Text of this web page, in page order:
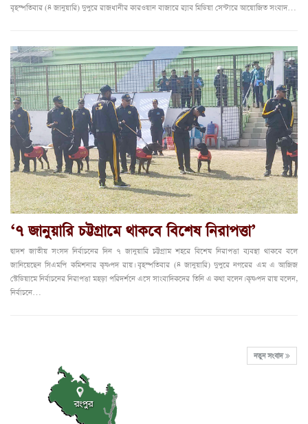
বৃহস্পতিবার (৪ জানুয়ারি) দুপুরে রাজধানীর কারওয়ান বাজারে র‍্যাব মিডিয়া সেন্টারে আয়োজিত সংবাদ…
‘৭ জানুয়ারি চট্টগ্রামে থাকবে বিশেষ নিরাপত্তা’
দ্বাদশ জাতীয় সংসদ নির্বাচনের দিন ৭ জানুয়ারি চট্টগ্রাম শহরে বিশেষ নিরাপত্তা ব্যবস্থা থাকবে বলে
জানিয়েছেন সিএমপি কমিশনার কৃষ্ণপদ রায়। বৃহস্পতিবার (৪ জানুয়ারি) দুপুরে নগরের এম এ আজিজ
স্টেডিয়ামে নির্বাচনের নিরাপত্তা মহড়া পরিদর্শনে এসে সাংবাদিকদের তিনি এ কথা বলেন। কৃষ্ণপদ রায় বলেন,
নির্বাচনে…
নতুন সংবাদ